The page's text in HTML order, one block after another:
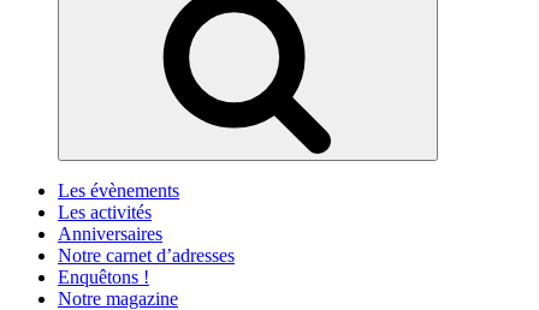
Les évènements
Les activités
Anniversaires
Notre carnet d’adresses
Enquêtons !
Notre magazine